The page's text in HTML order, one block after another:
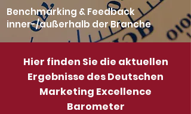
Benchmarking & Feedback
inner-/außerhalb der Branche
Hier finden Sie die aktuellen
Ergebnisse des Deutschen
Marketing Excellence
Barometer